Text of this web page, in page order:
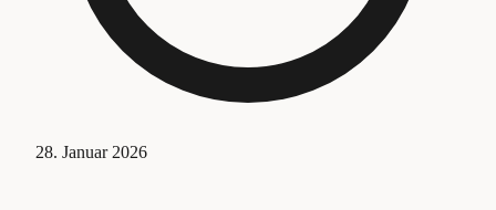
28. Januar 2026